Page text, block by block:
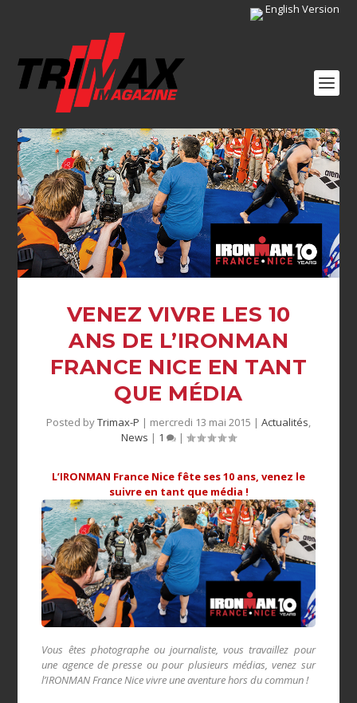
English Version
VENEZ VIVRE LES 10
ANS DE L’IRONMAN
FRANCE NICE EN TANT
Posted byTrimax-P | mercredi 13 mai 2015 | Actualités,
News | 1 |
L’IRONMAN France Nice fête ses 10 ans, venez le
suivre en tant que média !
Vous êtes photographe ou journaliste, vous travaillez pour
une agence de presse ou pour plusieurs médias, venez sur
l’IRONMAN France Nice vivre une aventure hors du commun !